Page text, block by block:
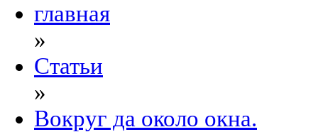
главная
»
Статьи
»
Вокруг да около окна.